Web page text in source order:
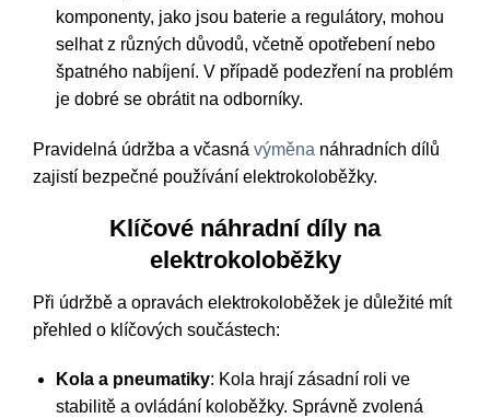
komponenty, jako jsou baterie a regulátory, mohou
selhat z různých důvodů, včetně opotřebení nebo
špatného nabíjení. V případě podezření na problém
je dobré se obrátit na odborníky.
Pravidelná údržba a včasná výměna náhradních dílů
zajistí bezpečné používání elektrokoloběžky.
Klíčové náhradní díly na
elektrokoloběžky
Při údržbě a opravách elektrokoloběžek je důležité mít
přehled o klíčových součástech:
Kola a pneumatiky: Kola hrají zásadní roli ve
stabilitě a ovládání koloběžky. Správně zvolená